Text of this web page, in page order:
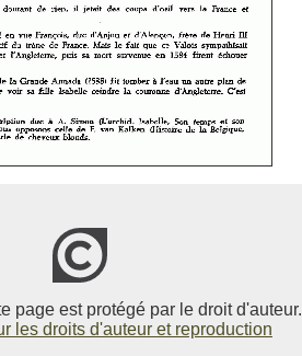
page est protégé par le droit d'auteur.
les droits d'auteur et reproduction